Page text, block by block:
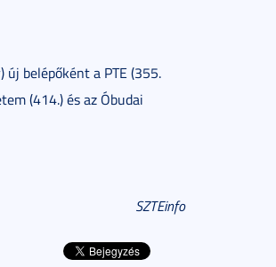
új belépőként a PTE (355.
(414.) és az Óbudai
SZTEinfo